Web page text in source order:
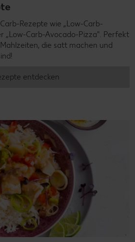
Rezepte wie „Low-Carb-
„Low-Carb-Avocado-Pizza". Perfekt
die satt machen und
entdecken